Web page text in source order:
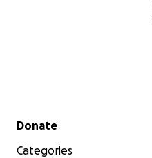
Secondary menu
Donate
Categories